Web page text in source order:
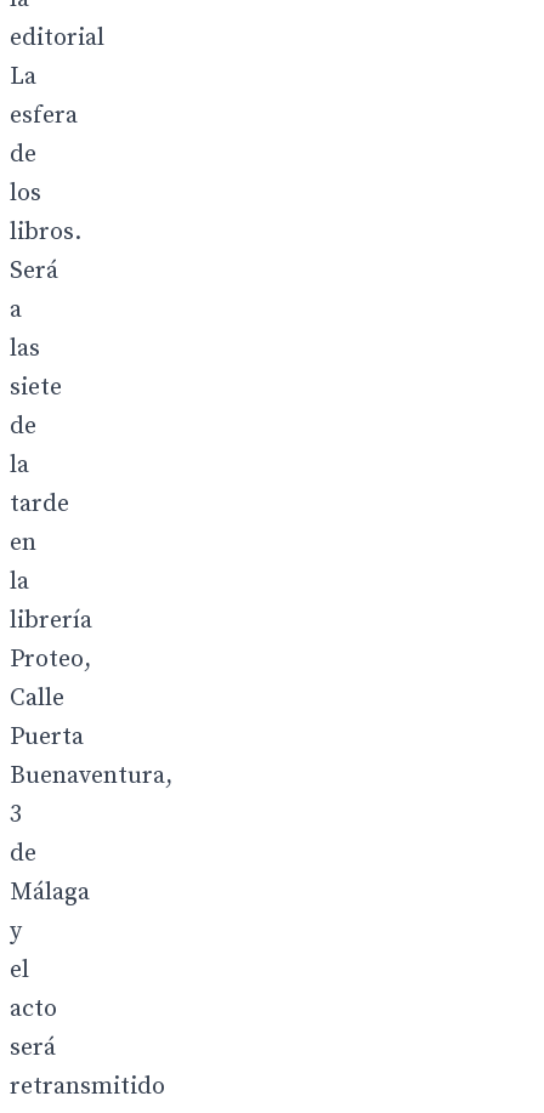
editorial
La
esfera
de
los
libros.
Será
a
las
siete
de
la
tarde
en
la
librería
Proteo,
Calle
Puerta
Buenaventura,
3
de
Málaga
y
el
acto
será
retransmitido